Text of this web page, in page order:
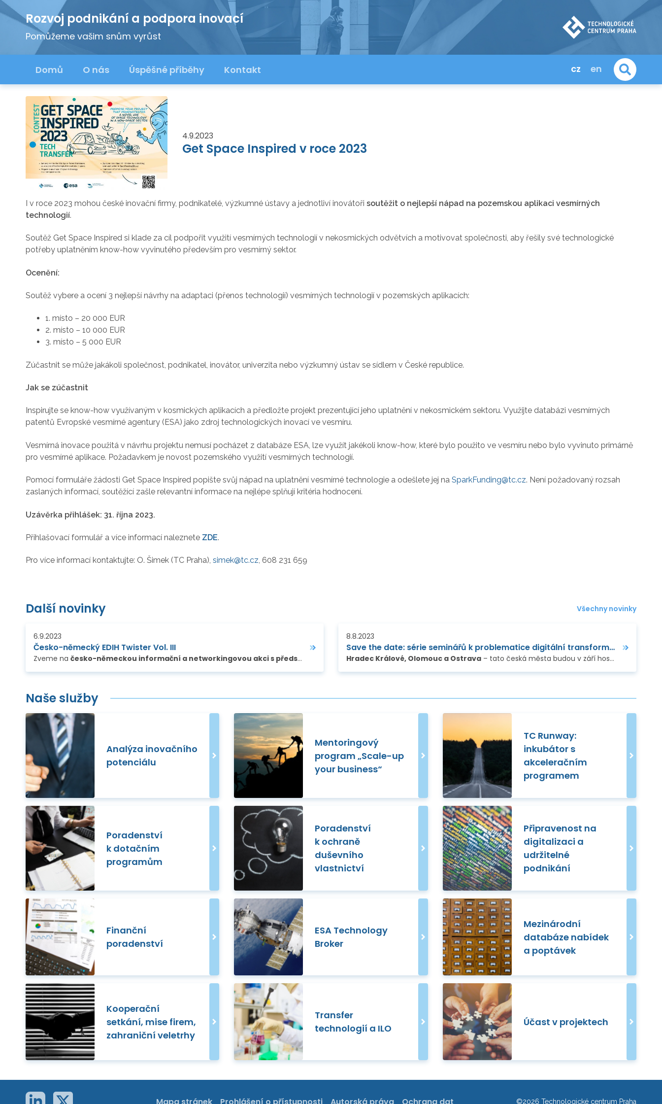
Rozvoj podnikání a podpora inovací
Pomůžeme vašim snům vyrůst
Domů O nás Úspěšné příběhy Kontakt cz en
4.9.2023
Get Space Inspired v roce 2023
I v roce 2023 mohou české inovační firmy, podnikatelé, výzkumné ústavy a jednotliví inovátoři soutěžit o nejlepší nápad na pozemskou aplikaci vesmírných
technologií.
Soutěž Get Space Inspired si klade za cíl podpořit využití vesmírných technologií v nekosmických odvětvích a motivovat společnosti, aby řešily své technologické
potřeby uplatněním know-how vyvinutého především pro vesmírný sektor.
Ocenění:
Soutěž vybere a ocení 3 nejlepší návrhy na adaptaci (přenos technologií) vesmírných technologií v pozemských aplikacích:
1. místo – 20 000 EUR
2. místo – 10 000 EUR
3. místo – 5 000 EUR
Zúčastnit se může jakákoli společnost, podnikatel, inovátor, univerzita nebo výzkumný ústav se sídlem v České republice.
Jak se zúčastnit
Inspirujte se know-how využívaným v kosmických aplikacích a předložte projekt prezentující jeho uplatnění v nekosmickém sektoru. Využijte databázi vesmírných
patentů Evropské vesmírné agentury (ESA) jako zdroj technologických inovací ve vesmíru.
Vesmírná inovace použitá v návrhu projektu nemusí pocházet z databáze ESA, lze využít jakékoli know-how, které bylo použito ve vesmíru nebo bylo vyvinuto primárně
pro vesmírné aplikace. Požadavkem je novost pozemského využití vesmírných technologií.
Pomocí formuláře žádosti Get Space Inspired popište svůj nápad na uplatnění vesmírné technologie a odešlete jej na SparkFunding@tc.cz. Není požadovaný rozsah
zaslaných informací, soutěžící zašle relevantní informace na nejlépe splňují kritéria hodnocení.
Uzávěrka přihlášek: 31. října 2023.
Přihlašovací formulář a více informací naleznete ZDE.
Pro více informací kontaktujte: O. Šimek (TC Praha), simek@tc.cz, 608 231 659
Další novinky Všechny novinky
6.9.2023
Česko-německý EDIH Twister Vol. III
Zveme na česko-německou informační a networkingovou akci s představením služeb Evropských center pro digitální inovace (EDIH) a jejich partnerů na podporu
8.8.2023
Save the date: série seminářů k problematice digitální transformace MSP a jejího financování
Hradec Králové, Olomouc a Ostrava – tato česká města budou v září hostit odborné semináře, věnované různým aspektům digitální transformace podniků vedoucí…
Naše služby
Analýza inovačního
potenciálu
Mentoringový
program „Scale-up
your business“
TC Runway:
inkubátor s
akceleračním
programem
Poradenství
k dotačním
programům
Poradenství
k ochraně
duševního
vlastnictví
Připravenost na
digitalizaci a
udržitelné
podnikání
Finanční
poradenství
ESA Technology
Broker
Mezinárodní
databáze nabídek
a poptávek
Kooperační
setkání, mise firem,
zahraniční veletrhy
Transfer
technologií a ILO
Účast v projektech
©2026 Technologické centrum Praha